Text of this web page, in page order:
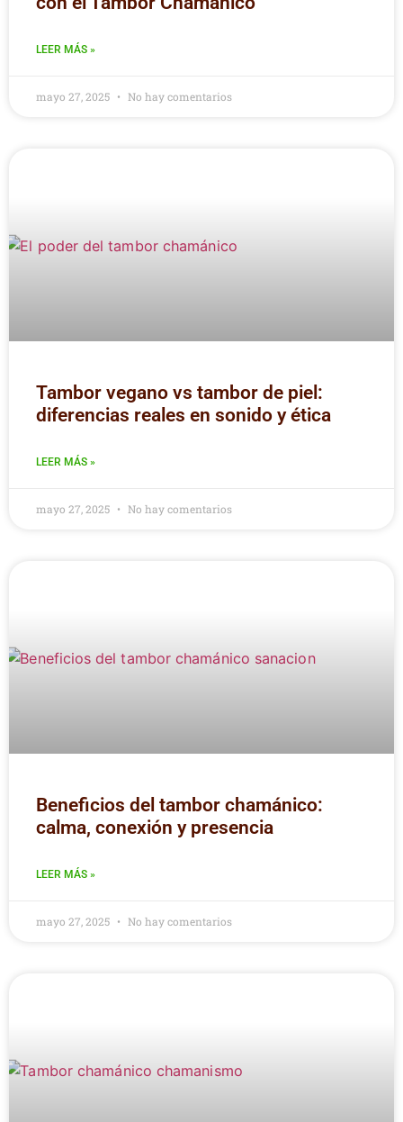
LEER MÁS »
mayo 27, 2025 No hay comentarios
Tambor vegano vs tambor de piel:
diferencias reales en sonido y ética
LEER MÁS »
mayo 27, 2025 No hay comentarios
Beneficios del tambor chamánico:
calma, conexión y presencia
LEER MÁS »
mayo 27, 2025 No hay comentarios